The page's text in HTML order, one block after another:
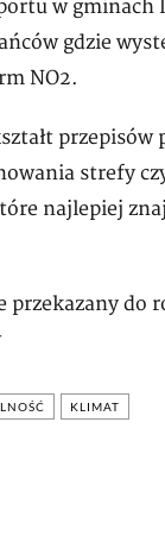
w gminach
gdzie
NO2.
przepisów
strefy
najlepiej
przekazany do
KLIMAT